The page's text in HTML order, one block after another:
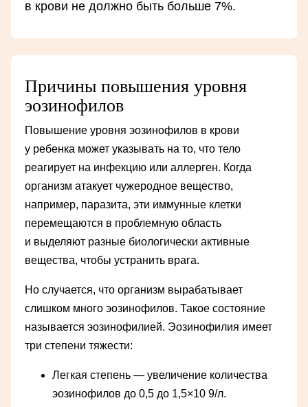
в крови не должно быть больше 7%.
Причины повышения уровня
эозинофилов
Повышение уровня эозинофилов в крови
у ребенка может указывать на то, что тело
реагирует на инфекцию или аллерген. Когда
организм атакует чужеродное вещество,
например, паразита, эти иммунные клетки
перемещаются в проблемную область
и выделяют разные биологически активные
вещества, чтобы устранить врага.
Но случается, что организм вырабатывает
слишком много эозинофилов. Такое состояние
называется эозинофилией. Эозинофилия имеет
три степени тяжести:
Легкая степень — увеличение количества
эозинофилов до 0,5 до 1,5×10 9/л.